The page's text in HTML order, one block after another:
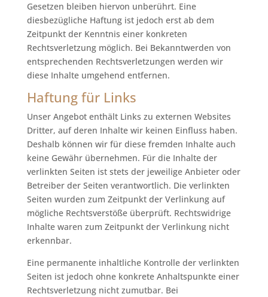
Gesetzen bleiben hiervon unberührt. Eine
diesbezügliche Haftung ist jedoch erst ab dem
Zeitpunkt der Kenntnis einer konkreten
Rechtsverletzung möglich. Bei Bekanntwerden von
entsprechenden Rechtsverletzungen werden wir
diese Inhalte umgehend entfernen.
Haftung für Links
Unser Angebot enthält Links zu externen Websites
Dritter, auf deren Inhalte wir keinen Einfluss haben.
Deshalb können wir für diese fremden Inhalte auch
keine Gewähr übernehmen. Für die Inhalte der
verlinkten Seiten ist stets der jeweilige Anbieter oder
Betreiber der Seiten verantwortlich. Die verlinkten
Seiten wurden zum Zeitpunkt der Verlinkung auf
mögliche Rechtsverstöße überprüft. Rechtswidrige
Inhalte waren zum Zeitpunkt der Verlinkung nicht
erkennbar.
Eine permanente inhaltliche Kontrolle der verlinkten
Seiten ist jedoch ohne konkrete Anhaltspunkte einer
Rechtsverletzung nicht zumutbar. Bei